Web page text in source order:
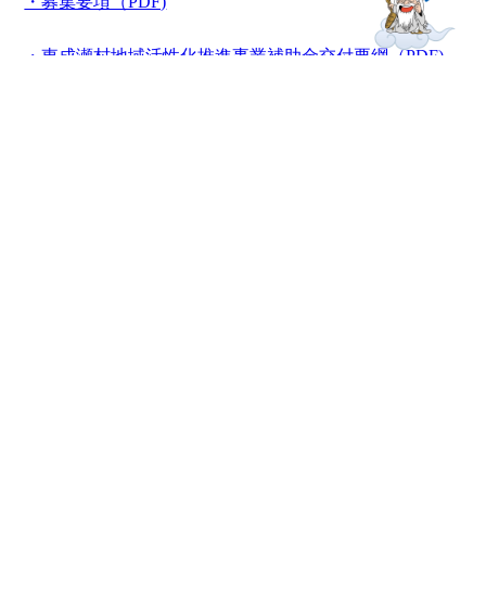
・東成瀬村地域活性化推進事業補助金交付要綱（PDF)